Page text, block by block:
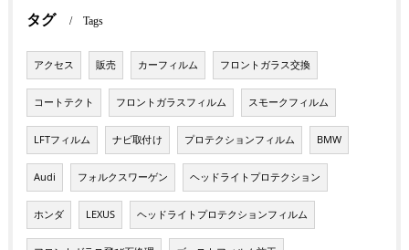
タグ Tags
アクセス 販売 カーフィルム フロントガラス交換
コートテクト フロントガラスフィルム スモークフィルム
LFTフィルム ナビ取付け プロテクションフィルム BMW
Audi フォルクスワーゲン ヘッドライトプロテクション
ホンダ LEXUS ヘッドライトプロテクションフィルム